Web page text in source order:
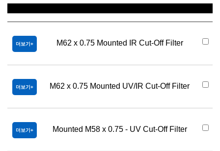
더보기 M62 x 0.75 Mounted IR Cut-Off Filter
더보기 M62 x 0.75 Mounted UV/IR Cut-Off Filter
더보기 Mounted M58 x 0.75 - UV Cut-Off Filter